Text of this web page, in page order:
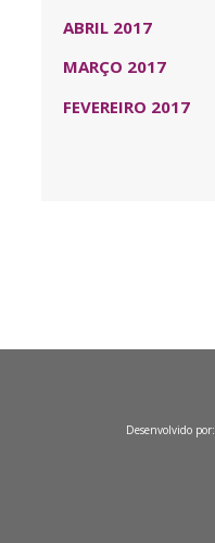
ABRIL 2017
MARÇO 2017
FEVEREIRO 2017
Desenvolvido por: